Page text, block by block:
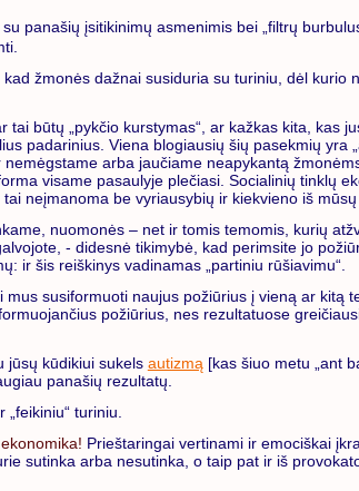
panašių įsitikinimų asmenimis bei „filtrų
žmonės dažnai susiduria su turiniu, dėl kurio
būtų „pykčio kurstymas“, ar kažkas kita, kas
padarinius. Viena blogiausių šių pasekmių yra
arba jaučiame neapykantą
visame pasaulyje plečiasi. Socialinių tinklų
neįmanoma be vyriausybių ir kiekvieno iš mūsų
nuomonės – net ir tomis temomis, kurių
- didesnė tikimybė, kad perimsite jo
ir šis reiškinys vadinamas „partiniu rūšiavimu“.
susiformuoti naujus požiūrius į vieną ar kitą
požiūrius, nes rezultatuose
jūsų kūdikiui sukels autizmą [kas šiuo metu „ant
panašių rezultatų.
turiniu.
Prieštaringai vertinami ir emociškai
sutinka arba nesutinka, o taip pat ir iš